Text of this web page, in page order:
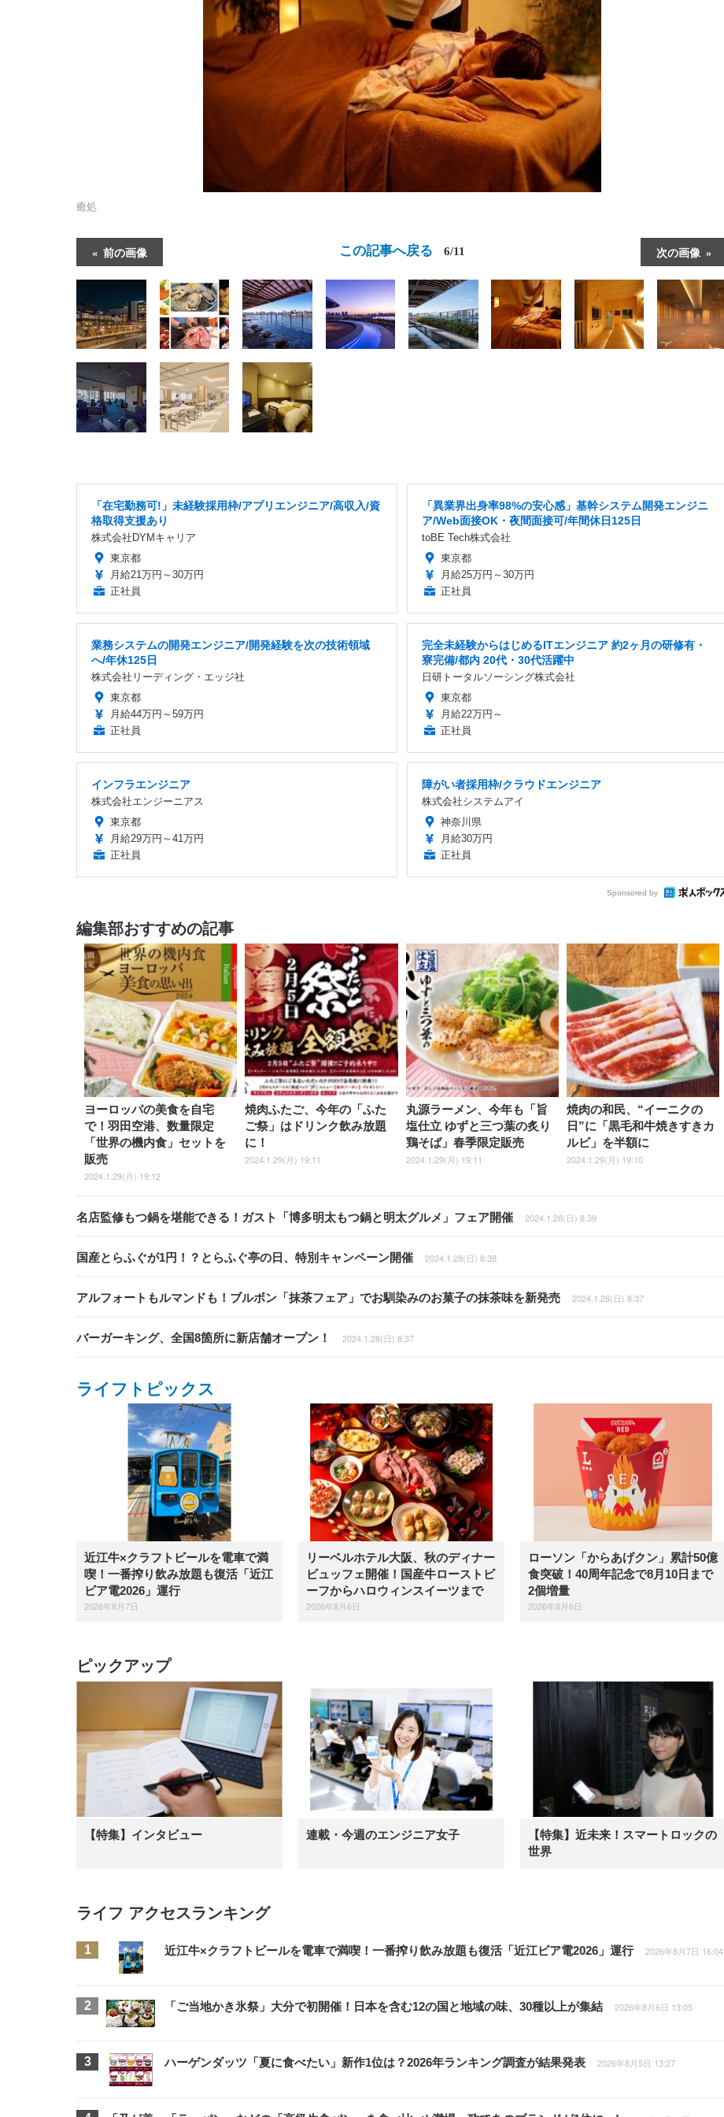
癒処
前の画像 次の画像
この記事へ戻る 6/11
「在宅勤務可!」未経験採用枠/アプリエンジニア/高収入/資
格取得支援あり
株式会社DYMキャリア
東京都
月給21万円～30万円
正社員
「異業界出身率98%の安心感」基幹システム開発エンジニ
ア/Web面接OK・夜間面接可/年間休日125日
toBE Tech株式会社
東京都
月給25万円～30万円
正社員
業務システムの開発エンジニア/開発経験を次の技術領域
へ/年休125日
株式会社リーディング・エッジ社
東京都
月給44万円～59万円
正社員
完全未経験からはじめるITエンジニア 約2ヶ月の研修有・
寮完備/都内 20代・30代活躍中
日研トータルソーシング株式会社
東京都
月給22万円～
正社員
インフラエンジニア
株式会社エンジーニアス
東京都
月給29万円～41万円
正社員
障がい者採用枠/クラウドエンジニア
株式会社システムアイ
神奈川県
月給30万円
正社員
Sponsored by
編集部おすすめの記事
ヨーロッパの美食を自宅
で！羽田空港、数量限定
「世界の機内食」セットを
販売
2024.1.29(月) 19:12
焼肉ふたご、今年の「ふた
ご祭」はドリンク飲み放題
に！
2024.1.29(月) 19:11
丸源ラーメン、今年も「旨
塩仕立 ゆずと三つ葉の炙り
鶏そば」春季限定販売
2024.1.29(月) 19:11
焼肉の和民、“イーニクの
日”に「黒毛和牛焼きすきカ
ルビ」を半額に
2024.1.29(月) 19:10
名店監修もつ鍋を堪能できる！ガスト「博多明太もつ鍋と明太グルメ」フェア開催 2024.1.28(日) 8:39
国産とらふぐが1円！？とらふぐ亭の日、特別キャンペーン開催 2024.1.28(日) 8:38
アルフォートもルマンドも！ブルボン「抹茶フェア」でお馴染みのお菓子の抹茶味を新発売 2024.1.28(日) 8:37
バーガーキング、全国8箇所に新店舗オープン！ 2024.1.28(日) 8:37
ライフトピックス
近江牛×クラフトビールを電車で満
喫！一番搾り飲み放題も復活「近江
ビア電2026」運行
2026年8月7日
リーベルホテル大阪、秋のディナー
ビュッフェ開催！国産牛ローストビ
ーフからハロウィンスイーツまで
2026年8月6日
ローソン「からあげクン」累計50億
食突破！40周年記念で8月10日まで
2個増量
2026年8月6日
ピックアップ
【特集】インタビュー 連載・今週のエンジニア女子
【特集】近未来！スマートロックの
世界
ライフ アクセスランキング
近江牛×クラフトビールを電車で満喫！一番搾り飲み放題も復活「近江ビア電2026」運行 2026年8月7日 16:04
「ご当地かき氷祭」大分で初開催！日本を含む12の国と地域の味、30種以上が集結 2026年8月6日 13:05
ハーゲンダッツ「夏に食べたい」新作1位は？2026年ランキング調査が結果発表 2026年8月5日 13:27